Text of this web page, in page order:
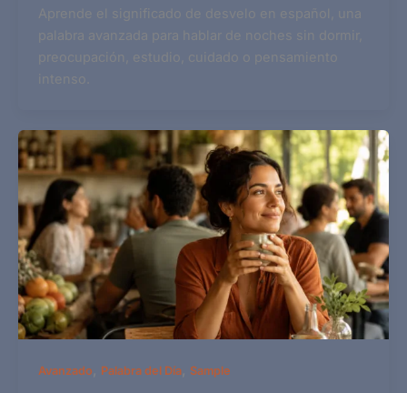
Aprende el significado de desvelo en español, una
palabra avanzada para hablar de noches sin dormir,
preocupación, estudio, cuidado o pensamiento
intenso.
Avanzado , Palabra del Día, Sample